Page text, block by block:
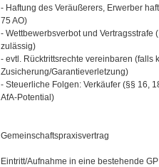
- Haftung des Veräußerers, Erwerber
75 AO)
- Wettbewerbsverbot und
zulässig)
- evtl. Rücktrittsrechte vereinbaren (falls
Zusicherung/Garantieverletzung)
- Steuerliche Folgen: Verkäufer (§§ 16,
AfA-Potential)
Gemeinschaftspraxisvertrag
Eintritt/Aufnahme in eine bestehende